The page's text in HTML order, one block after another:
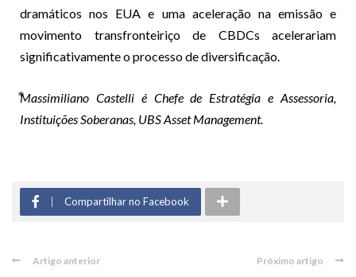
dramáticos nos EUA e uma aceleração na emissão e
movimento transfronteiriço de CBDCs acelerariam
significativamente o processo de diversificação.
Massimiliano Castelli é Chefe de Estratégia e Assessoria,
Instituições Soberanas, UBS Asset Management.
Compartilhar no Facebook
Artigo anterior Próximo artigo